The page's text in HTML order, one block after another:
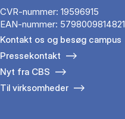
CVR-nummer: 19596915
EAN-nummer: 5798009814821
Kontakt os og besøg campus
Pressekontakt
Nyt fra CBS
Til virksomheder